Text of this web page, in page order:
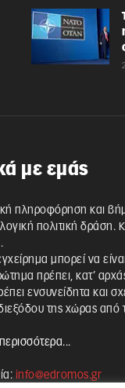
με εμάς
πληροφόρηση και
πολιτική δράση.
μπορεί να
πρέπει, κατ’
ενσυνείδητα και
της χώρας από
info@edromos.gr